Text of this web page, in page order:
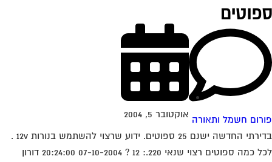
חשמל ותאורה אוקטובר 5, 2004
בדירתי החדשה ישנם 25 ספוטים. ידוע שרצוי להשתמש בנורות 12v .
לכל כמה ספוטים רצוי שנאי 220.: 12 ? 07-10-2004 20:24:00 דורון